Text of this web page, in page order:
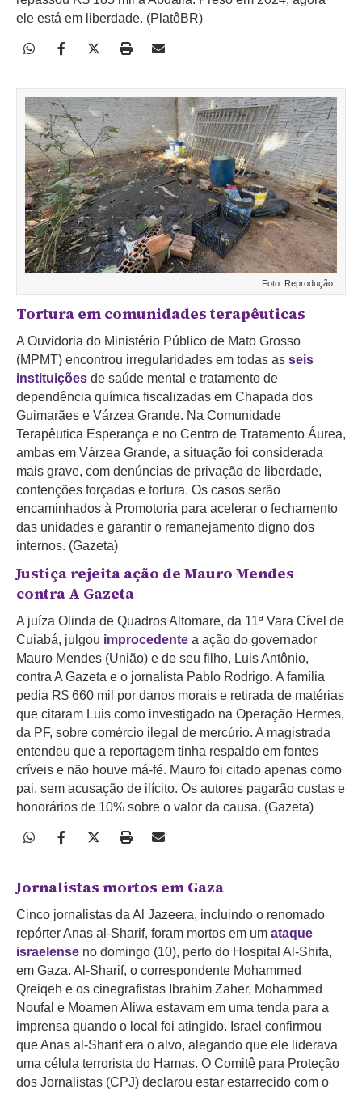
ele está em liberdade. (PlatôBR)
Foto: Reprodução
Tortura em comunidades terapêuticas
A Ouvidoria do Ministério Público de Mato Grosso
(MPMT) encontrou irregularidades em todas as seis
instituições de saúde mental e tratamento de
dependência química fiscalizadas em Chapada dos
Guimarães e Várzea Grande. Na Comunidade
Terapêutica Esperança e no Centro de Tratamento Áurea,
ambas em Várzea Grande, a situação foi considerada
mais grave, com denúncias de privação de liberdade,
contenções forçadas e tortura. Os casos serão
encaminhados à Promotoria para acelerar o fechamento
das unidades e garantir o remanejamento digno dos
internos. (Gazeta)
Justiça rejeita ação de Mauro Mendes
contra A Gazeta
A juíza Olinda de Quadros Altomare, da 11ª Vara Cível de
Cuiabá, julgou improcedente a ação do governador
Mauro Mendes (União) e de seu filho, Luis Antônio,
contra A Gazeta e o jornalista Pablo Rodrigo. A família
pedia R$ 660 mil por danos morais e retirada de matérias
que citaram Luis como investigado na Operação Hermes,
da PF, sobre comércio ilegal de mercúrio. A magistrada
entendeu que a reportagem tinha respaldo em fontes
críveis e não houve má-fé. Mauro foi citado apenas como
pai, sem acusação de ilícito. Os autores pagarão custas e
honorários de 10% sobre o valor da causa. (Gazeta)
Jornalistas mortos em Gaza
Cinco jornalistas da Al Jazeera, incluindo o renomado
repórter Anas al-Sharif, foram mortos em um ataque
israelense no domingo (10), perto do Hospital Al-Shifa,
em Gaza. Al-Sharif, o correspondente Mohammed
Qreiqeh e os cinegrafistas Ibrahim Zaher, Mohammed
Noufal e Moamen Aliwa estavam em uma tenda para a
imprensa quando o local foi atingido. Israel confirmou
que Anas al-Sharif era o alvo, alegando que ele liderava
uma célula terrorista do Hamas. O Comitê para Proteção
dos Jornalistas (CPJ) declarou estar estarrecido com o